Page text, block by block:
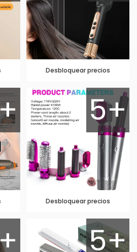
Desbloquear precios
5+
Desbloquear precios
5+